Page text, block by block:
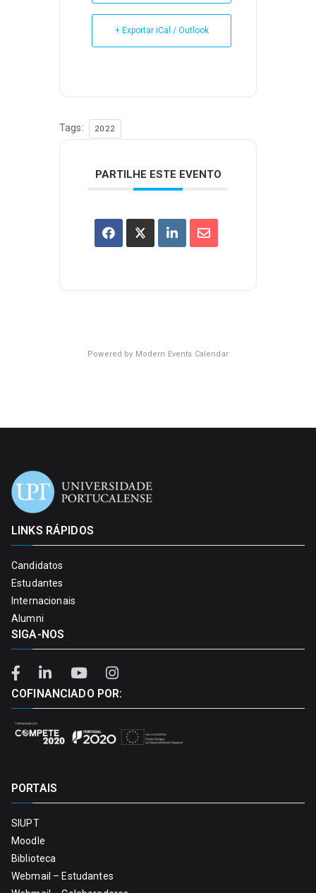
+ Exportar iCal / Outlook
Tags: 2022
PARTILHE ESTE EVENTO
Powered by Modern Events Calendar
LINKS RÁPIDOS
Candidatos
Estudantes
Internacionais
Alumni
SIGA-NOS
COFINANCIADO POR:
PORTAIS
SIUPT
Moodle
Biblioteca
Webmail – Estudantes